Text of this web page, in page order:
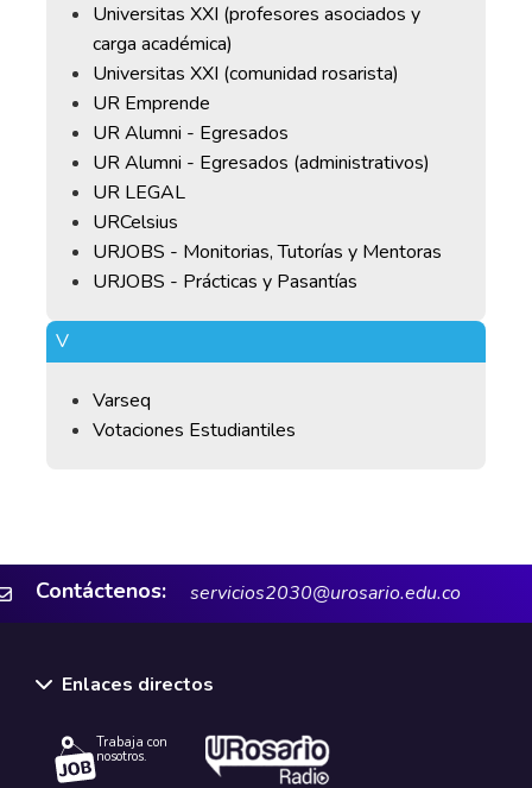
Universitas XXI (profesores asociados y
carga académica)
Universitas XXI (comunidad rosarista)
UR Emprende
UR Alumni - Egresados
UR Alumni - Egresados (administrativos)
UR LEGAL
URCelsius
URJOBS - Monitorias, Tutorías y Mentoras
URJOBS - Prácticas y Pasantías
V
Varseq
Votaciones Estudiantiles
Contáctenos: servicios2030@urosario.edu.co
Enlaces directos
Trabaja con
nosotros.